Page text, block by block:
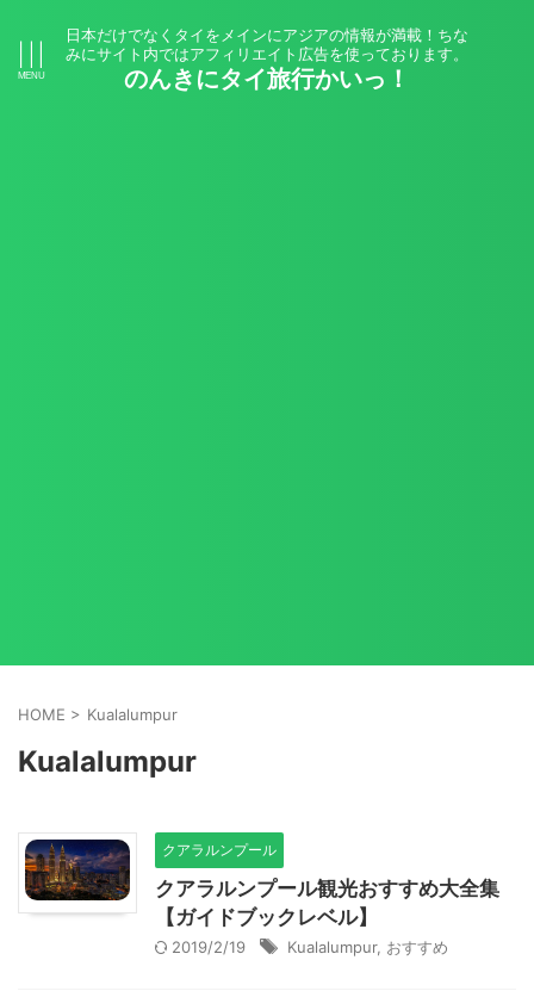
日本だけでなくタイをメインにアジアの情報が満載！ちな
みにサイト内ではアフィリエイト広告を使っております。
のんきにタイ旅行かいっ！
HOME > Kualalumpur
Kualalumpur
クアラルンプール
クアラルンプール観光おすすめ大全集
【ガイドブックレベル】
2019/2/19 Kualalumpur, おすすめ